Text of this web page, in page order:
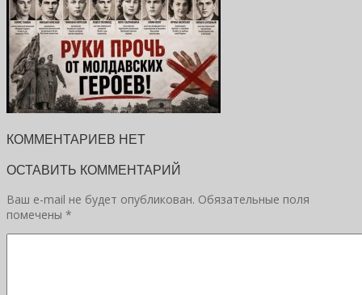
КОММЕНТАРИЕВ НЕТ
ОСТАВИТЬ КОММЕНТАРИЙ
Ваш e-mail не будет опубликован. Обязательные поля
помечены *